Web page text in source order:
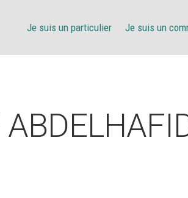
Je suis un particulier Je suis un